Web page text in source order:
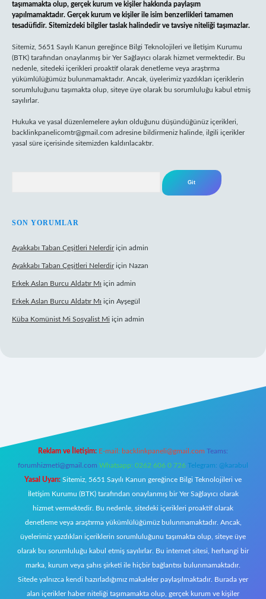
taşımamakta olup, gerçek kurum ve kişiler hakkında paylaşım
yapılmamaktadır. Gerçek kurum ve kişiler ile isim benzerlikleri tamamen
tesadüfidir. Sitemizdeki bilgiler taslak halindedir ve tavsiye niteliği taşımazlar.
Sitemiz, 5651 Sayılı Kanun gereğince Bilgi Teknolojileri ve İletişim Kurumu
(BTK) tarafından onaylanmış bir Yer Sağlayıcı olarak hizmet vermektedir. Bu
nedenle, sitedeki içerikleri proaktif olarak denetleme veya araştırma
yükümlülüğümüz bulunmamaktadır. Ancak, üyelerimiz yazdıkları içeriklerin
sorumluluğunu taşımakta olup, siteye üye olarak bu sorumluluğu kabul etmiş
sayılırlar.
Hukuka ve yasal düzenlemelere aykırı olduğunu düşündüğünüz içerikleri,
backlinkpanelicomtr@gmail.com adresine bildirmeniz halinde, ilgili içerikler
yasal süre içerisinde sitemizden kaldırılacaktır.
SON YORUMLAR
Ayakkabı Taban Çeşitleri Nelerdiriçin admin
Ayakkabı Taban Çeşitleri Nelerdiriçin Nazan
Erkek Aslan Burcu Aldatır Mı için admin
Erkek Aslan Burcu Aldatır Mı için Ayşegül
Küba Komünist Mi Sosyalist Mi için admin
Reklam ve İletişim: E-mail: backlinkpaneli@gmail.com Teams:
forumhizmeti@gmail.com Whatsapp: 0262 606 0 726 Telegram: @karabul
Yasal Uyarı: Sitemiz, 5651 Sayılı Kanun gereğince Bilgi Teknolojileri ve
İletişim Kurumu (BTK) tarafından onaylanmış bir Yer Sağlayıcı olarak
hizmet vermektedir. Bu nedenle, sitedeki içerikleri proaktif olarak
denetleme veya araştırma yükümlülüğümüz bulunmamaktadır. Ancak,
üyelerimiz yazdıkları içeriklerin sorumluluğunu taşımakta olup, siteye üye
olarak bu sorumluluğu kabul etmiş sayılırlar. Bu internet sitesi, herhangi bir
marka, kurum veya şahıs şirketi ile hiçbir bağlantısı bulunmamaktadır.
Sitede yalnızca kendi hazırladığımız makaleler paylaşılmaktadır. Burada yer
alan içerikler haber niteliği taşımamakta olup, gerçek kurum ve kişiler